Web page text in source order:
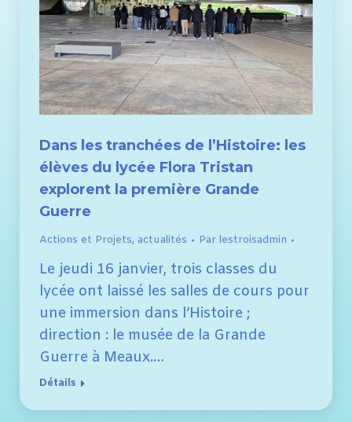
Dans les tranchées de l’Histoire: les
élèves du lycée Flora Tristan
explorent la première Grande
Guerre
Actions et Projets, actualités Par lestroisadmin
Le jeudi 16 janvier, trois classes du
lycée ont laissé les salles de cours pour
une immersion dans l’Histoire ;
direction : le musée de la Grande
Guerre à Meaux.…
Détails